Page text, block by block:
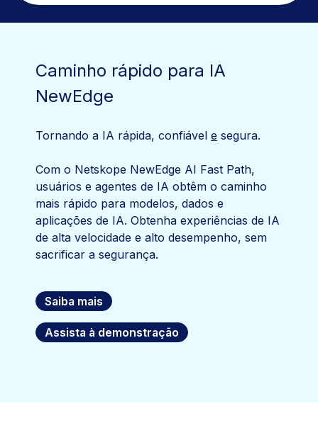
Caminho rápido para IA
NewEdge
Tornando a IA rápida, confiável e segura.
Com o Netskope NewEdge AI Fast Path,
usuários e agentes de IA obtêm o caminho
mais rápido para modelos, dados e
aplicações de IA. Obtenha experiências de IA
de alta velocidade e alto desempenho, sem
sacrificar a segurança.
Saiba mais
Assista à demonstração